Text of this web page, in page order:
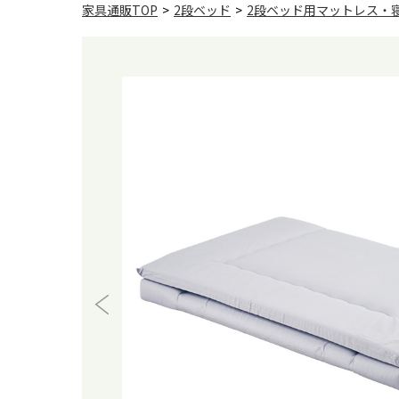
家具通販TOP > 2段ベッド > 2段ベッド用マットレス・